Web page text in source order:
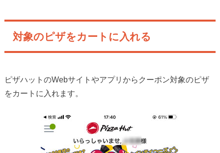
対象のピザをカートに入れる
ピザハットのWebサイトやアプリからクーポン対象のピザ
をカートに入れます。